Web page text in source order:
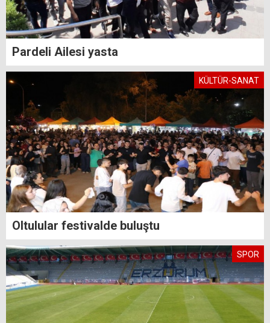
Pardeli Ailesi yasta
KÜLTÜR-SANAT
Oltulular festivalde buluştu
SPOR